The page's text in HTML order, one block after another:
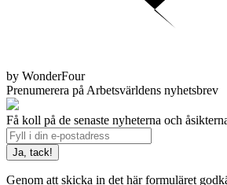
by WonderFour
Prenumerera på Arbetsvärldens nyhetsbrev
Få koll på de senaste nyheterna och
Genom att skicka in det här formuläret